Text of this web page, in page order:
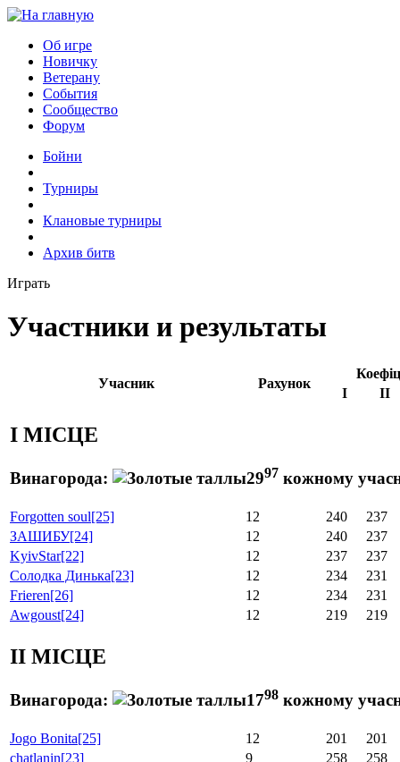
Об игре
Новичку
Ветерану
События
Сообщество
Форум
Бойни
Турниры
Клановые турниры
Архив битв
Играть
Участники и результаты
Учасник Рахунок
I
II
I МІСЦЕ
Винагорода: 2997 кожному
Forgotten soul[25] 12 240
237
ЗАШИБУ[24] 12 240
237
KyivStar[22] 12 237
237
Солодка Динька[23] 12 234
231
Frieren[26] 12 234
231
Awgoust[24] 12 219 219
II МІСЦЕ
Винагорода: 1798 кожному
Jogo Bonita[25] 12 201
201
chatlanin[23] 9 258
258